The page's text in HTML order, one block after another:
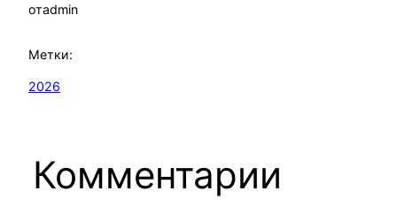
отadmin
Метки:
2026
Комментарии